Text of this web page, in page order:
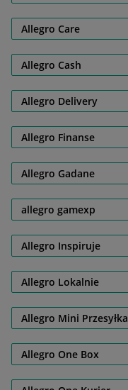
Allegro Care
Allegro Cash
Allegro Delivery
Allegro Finanse
Allegro Gadane
allegro gamexp
Allegro Inspiruje
Allegro Lokalnie
Allegro Mini Przesyłka
Allegro One Box